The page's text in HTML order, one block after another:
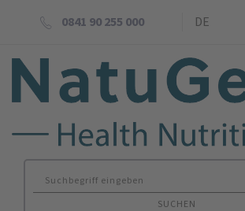
0841 90 255 000 DE
SUCHEN